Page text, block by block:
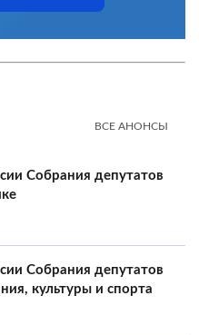
ВСЕ АНОНСЫ
Собрания депутатов
Собрания депутатов
культуры и спорта